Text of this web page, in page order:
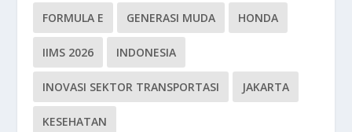
FORMULA E GENERASI MUDA HONDA
IIMS 2026 INDONESIA
INOVASI SEKTOR TRANSPORTASI JAKARTA
KESEHATAN